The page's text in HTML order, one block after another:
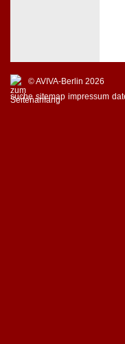
© AVIVA-Berlin 2026
suche sitemap impressum